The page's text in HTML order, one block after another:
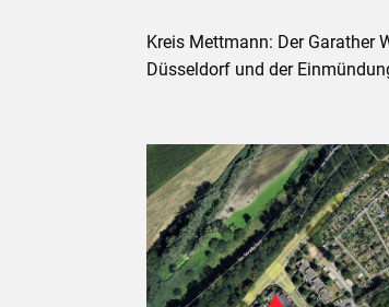
Kreis Mettmann: Der Garather
Düsseldorf und der